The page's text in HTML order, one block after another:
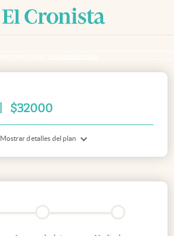
$32000
Mostrar detalles del plan